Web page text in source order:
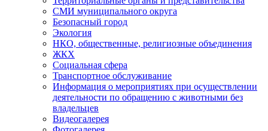
СМИ муниципального округа
Безопасный город
Экология
НКО, общественные, религиозные объединения
ЖКХ
Социальная сфера
Транспортное обслуживание
Информация о мероприятиях при осуществлении
деятельности по обращению с животными без
владельцев
Видеогалерея